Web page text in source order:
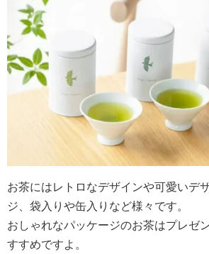
お茶にはレトロなデザインや可愛いデ
ジ、袋入りや缶入りなど様々です。
おしゃれなパッケージのお茶はプレゼ
すすめですよ。